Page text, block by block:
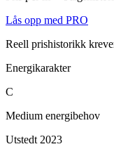
Lås opp med PRO
Reell prishistorikk
Energikarakter
C
Medium energibehov
Utstedt 2023